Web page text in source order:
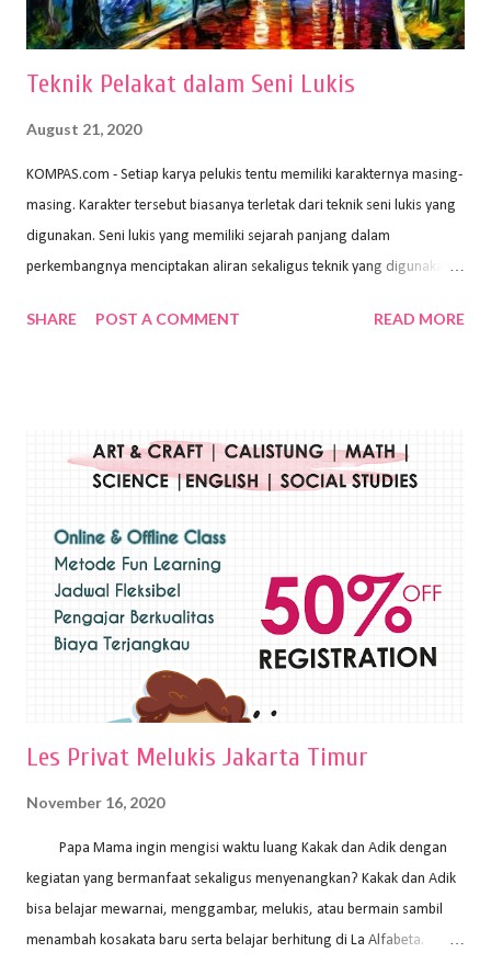
Teknik Pelakat dalam Seni Lukis
August 21, 2020
KOMPAS.com - Setiap karya pelukis tentu memiliki karakternya masing-
masing. Karakter tersebut biasanya terletak dari teknik seni lukis yang
digunakan. Seni lukis yang memiliki sejarah panjang dalam
perkembangnya menciptakan aliran sekaligus teknik yang digunakan.
Wayan Kun Adnyana, teknik yang berbeda tentunya akan
menggunakan bahan dasar cat air, cat akrilik, atau cat minyak dengan
sapuan warna cat yang tebal. Dengan memberikan sapuan warna
pelukis untuk menghasilkan lukisan yang mempesona dan tentunya
bernilai tinggi. Ciri teknik plakat Ciri-ciri teknik plakat, yaitu: Sapuan
warna yang kental dan tebal. Hasil lukisan menutupi seluruh bagian
medianya Mem...
SHARE POST A COMMENT READ MORE
Les Privat Melukis Jakarta Timur
November 16, 2020
Papa Mama ingin mengisi waktu luang Kakak dan Adik dengan
kegiatan yang bermanfaat sekaligus menyenangkan? Kakak dan Adik
bisa belajar mewarnai, menggambar, melukis, atau bermain sambil
menambah kosakata baru serta belajar berhitung di La Alfabeta.